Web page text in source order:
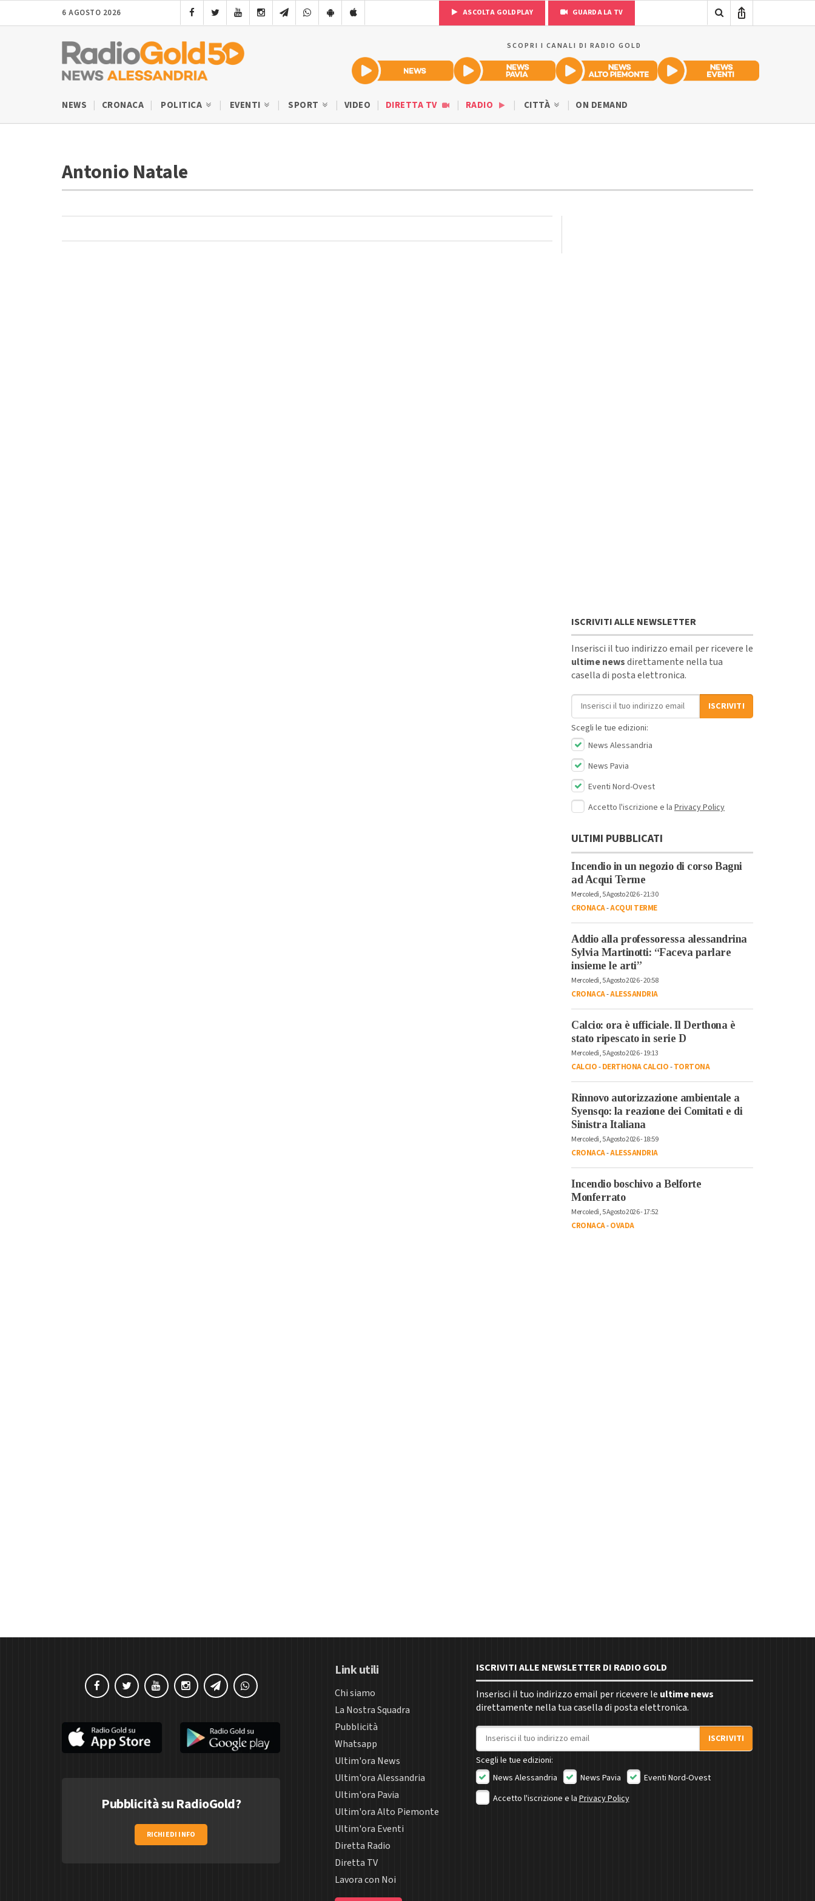
6 AGOSTO 2026 ASCOLTA GOLDPLAY GUARDA LA TV
SCOPRI I CANALI DI RADIO GOLD
NEWS CRONACA POLITICA EVENTI SPORT VIDEO DIRETTA TV RADIO CITTÀ ON DEMAND
Antonio Natale
ISCRIVITI ALLE NEWSLETTER
Inserisci il tuo indirizzo email per ricevere le
ultime newsdirettamente nella tua
casella di posta elettronica.
Indirizzo email
ISCRIVITI
Scegli le tue edizioni:
News Alessandria
News Pavia
Eventi Nord-Ovest
Accetto l'iscrizione e la Privacy Policy
ULTIMI PUBBLICATI
Incendio in un negozio di corso Bagni
ad Acqui Terme
Mercoledì, 5 Agosto 2026 - 21:30
CRONACA-ACQUI TERME
Addio alla professoressa alessandrina
Sylvia Martinotti: “Faceva parlare
insieme le arti”
Mercoledì, 5 Agosto 2026 - 20:58
CRONACA-ALESSANDRIA
Calcio: ora è ufficiale. Il Derthona è
stato ripescato in serie D
Mercoledì, 5 Agosto 2026 - 19:13
CALCIO-DERTHONA CALCIO-TORTONA
Rinnovo autorizzazione ambientale a
Syensqo: la reazione dei Comitati e di
Sinistra Italiana
Mercoledì, 5 Agosto 2026 - 18:59
CRONACA-ALESSANDRIA
Incendio boschivo a Belforte
Monferrato
Mercoledì, 5 Agosto 2026 - 17:52
CRONACA-OVADA
Pubblicità su RadioGold?
RICHIEDI INFO
Link utili
Chi siamo
La Nostra Squadra
Pubblicità
Whatsapp
Ultim'ora News
Ultim'ora Alessandria
Ultim'ora Pavia
Ultim'ora Alto Piemonte
Ultim'ora Eventi
Diretta Radio
Diretta TV
Lavora con Noi
ISCRIVITI ALLE NEWSLETTER DI RADIO GOLD
Inserisci il tuo indirizzo email per ricevere le ultime news
direttamente nella tua casella di posta elettronica.
Indirizzo email
ISCRIVITI
Scegli le tue edizioni:
News Alessandria
News Pavia
Eventi Nord-Ovest
Accetto l'iscrizione e la Privacy Policy